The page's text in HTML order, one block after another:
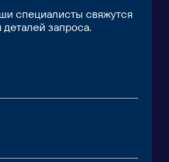
в отношении
данныхи даю
персональных